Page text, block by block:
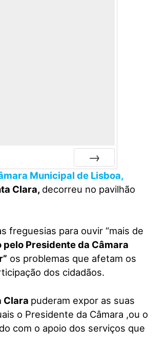
Próxima
Municipal de Lisboa,
Clara, decorreu no pavilhão
freguesias para ouvir “mais de
Presidente da Câmara
os problemas que afetam os
dos cidadãos.
Clara puderam expor as suas
o Presidente da Câmara ,ou o
com o apoio dos serviços que